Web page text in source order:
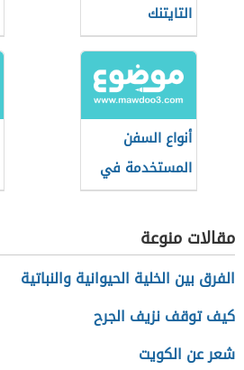
التايتنك
أنواع السفن
المستخدمة في
الغوص للبحث عن
اللؤلؤ
مقالات منوعة
الفرق بين الخلية الحيوانية والنباتية
كيف توقف نزيف الجرح
شعر عن الكويت